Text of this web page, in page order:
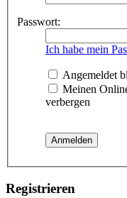
Passwort:
Ich habe mein
Angemeldet
Meinen
verbergen
Registrieren